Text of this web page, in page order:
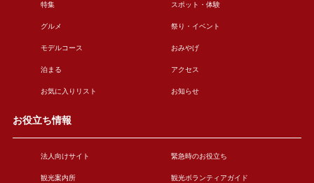
特集 スポット・体験
グルメ 祭り・イベント
モデルコース おみやげ
泊まる アクセス
お気に入りリスト お知らせ
お役立ち情報
法人向けサイト 緊急時のお役立ち
観光案内所 観光ボランティアガイド